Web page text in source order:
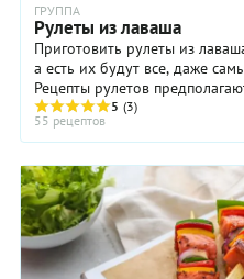
ГРУППА
Рулеты из лаваша
Приготовить рулеты из
а есть их будут все, даже
Рецепты рулетов
ингредиентов для начинки и ...
5 (3)
55 рецептов